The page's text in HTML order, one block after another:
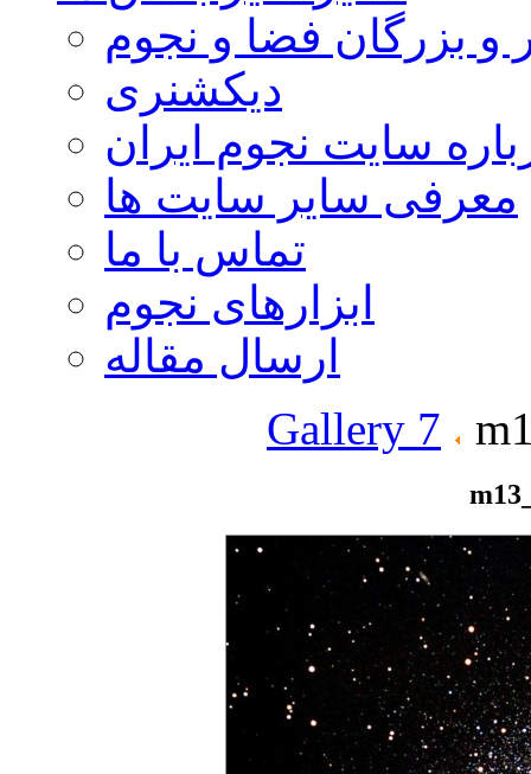
و بزرگان فضا و نجوم
دیکشنری
سایت نجوم ایران
معرفی سایر سایت ها
تماس با ما
ابزارهای نجوم
ارسال مقاله
Gallery 7